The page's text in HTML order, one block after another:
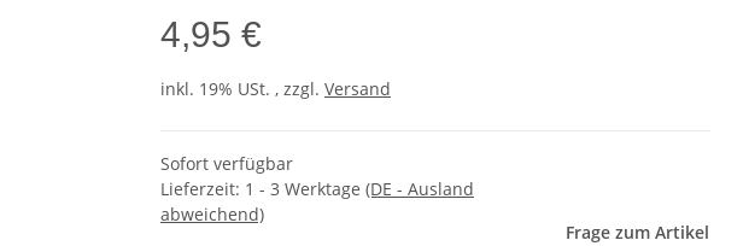
4,95 €
inkl. 19% USt. , zzgl. Versand
Sofort verfügbar
Lieferzeit: 1 - 3 Werktage (DE - Ausland
abweichend)
Frage zum Artikel